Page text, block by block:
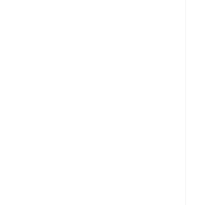
5 hvězdiček.
5 hvězdiček.